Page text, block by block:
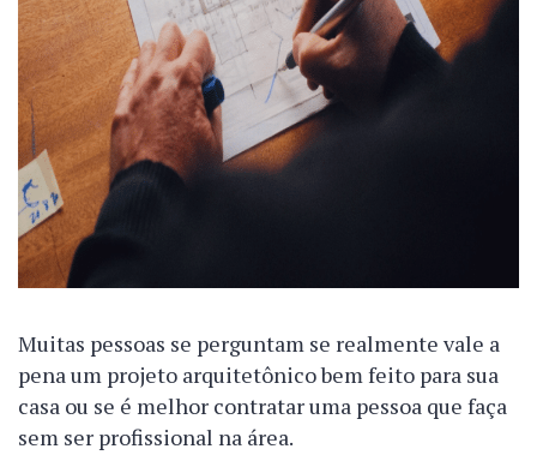
Muitas pessoas se perguntam se realmente vale a
pena um projeto arquitetônico bem feito para sua
casa ou se é melhor contratar uma pessoa que faça
sem ser profissional na área.